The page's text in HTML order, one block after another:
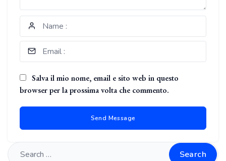
Salva il mio nome, email e sito web in questo
browser per la prossima volta che commento.
Search